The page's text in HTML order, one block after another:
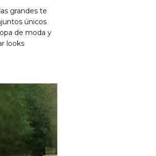
grandes te
únicos
de moda y
looks